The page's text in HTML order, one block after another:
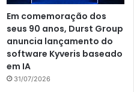
Em comemoração dos
seus 90 anos, Durst Group
anuncia lançamento do
software Kyveris baseado
em IA
31/07/2026